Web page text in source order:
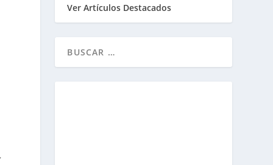
Ver Artículos Destacados